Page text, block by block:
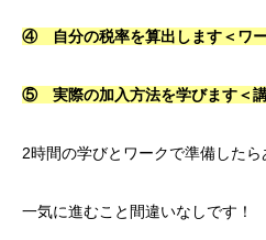
④ 自分の税率を算出します＜ワ
⑤ 実際の加入方法を学びます＜
2時間の学びとワークで準備したら
一気に進むこと間違いなしです！